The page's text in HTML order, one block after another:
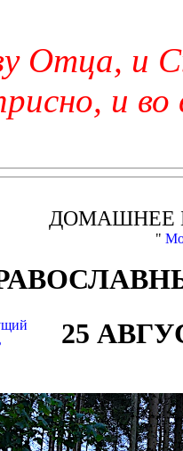
Отца, и
и во
ДОМАШНЕЕ
"
25